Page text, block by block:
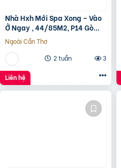
Nhà Hxh Mới Spa Xong – Vào
Ở Ngay , 44/85M2, P14 Gò
Vấp, Giá 4.X Tỷ
Ngoài Cần Thơ
2 tuần
3
Liên hệ